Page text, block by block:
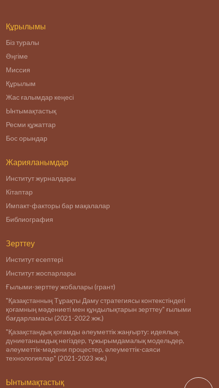
Құрылымы
Біз туралы
Әңгіме
Миссия
Құрылым
Жас ғалымдар кеңесі
Ынтымақтастық
Ресми құжаттар
Бос орындар
Жарияланымдар
Институт журналдары
Кітаптар
Импакт-факторы бар мақалалар
Библиография
Зерттеу
Институт есептері
Институт жоспарлары
Ғылыми-зерттеу жобалары (грант)
"Қазақстанның Тұрақты Даму стратегиясы контекстіндегі
қоғамның мәдениеті мен құндылықтарын зерттеу" ғылыми
бағдарламасы (2021-2022 жж.)
"Қазақстандық қоғамды әлеуметтік жаңғырту: идеялық-
дүниетанымдық негіздер, тұжырымдамалық модельдер,
әлеуметтік-мәдени процестер, әлеуметтік-саяси
технологиялар" (2021-2023 жж.)
Ынтымақтастық